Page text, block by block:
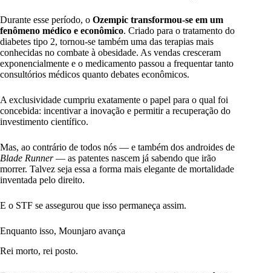
Durante esse período, o Ozempic transformou-se em um
fenômeno médico e econômico. Criado para o tratamento do
diabetes tipo 2, tornou-se também uma das terapias mais
conhecidas no combate à obesidade. As vendas cresceram
exponencialmente e o medicamento passou a frequentar tanto
consultórios médicos quanto debates econômicos.
A exclusividade cumpriu exatamente o papel para o qual foi
concebida: incentivar a inovação e permitir a recuperação do
investimento científico.
Mas, ao contrário de todos nós — e também dos androides de
Blade Runner— as patentes nascem já sabendo que irão
morrer. Talvez seja essa a forma mais elegante de mortalidade
inventada pelo direito.
E o STF se assegurou que isso permaneça assim.
Enquanto isso, Mounjaro avança
Rei morto, rei posto.